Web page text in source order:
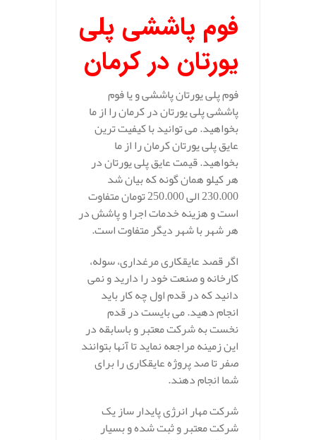
فوم پاششی پلی
یورتان در کرمان
فوم پلی یورتان پاششی و یا فوم
پاششی پلی یورتان در کرمان را از ما
بخواهید. می توانید با کیفیت ترین
عایق پلی یورتان کرمان را از ما
بخواهید. قیمت عایق پلی یورتان در
هر کیلو همان گونه که بیان شد
230.000 الی 250.000 تومان متفاوت
است و هزینه خدمات اجرا و پاشش در
هر شهر با شهر دیگر متفاوت است.
اگر قصد عایقکاری مرغداری، سوله،
کارخانه و صنعت خود را دارید و نمی
دانید که در قدم اول چه کار باید
انجام دهید. می بایست در قدم
نخست به شرکت معتبر و باسابقه در
این زمینه مراجعه نماید تا آنها بتوانند
صفر تا صد پروژه عایقکاری را برای
شما انجام دهند.
شرکت مهار انرژی پایدار ساز یک
شرکت معتبر و ثبت شده و بسیار